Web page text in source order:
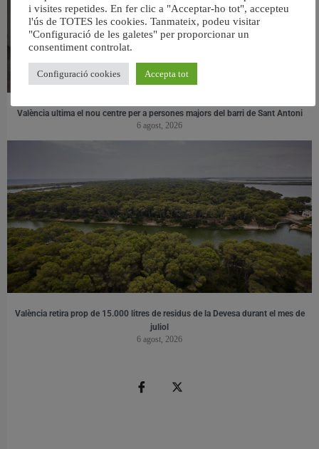
València ultima el nou centre per a persones majors del barri de Sant Antoni
6 agost, 2026
València retira prop de 15.000 litres de residus de la Devesa durant el mes de
juliol
6 agost, 2026
i visites repetides. En fer clic a "Acceptar-ho tot", accepteu
l'ús de TOTES les cookies. Tanmateix, podeu visitar
"Configuració de les galetes" per proporcionar un
consentiment controlat.
Configuració cookies Accepta tot